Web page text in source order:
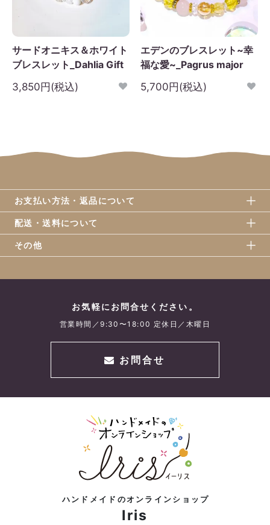
サードオニキス＆ホワイト
ブレスレット_Dahlia Gift
3,850円(税込)
エデンのブレスレット~幸
福な愛~_Pagrus major
5,700円(税込)
お支払い方法・返品について
配送・送料について
その他
お気軽にお問合せください。
営業時間／9:30〜18:00 定休日／木曜日
お問合せ
ハンドメイドのオンラインショップ
Iris